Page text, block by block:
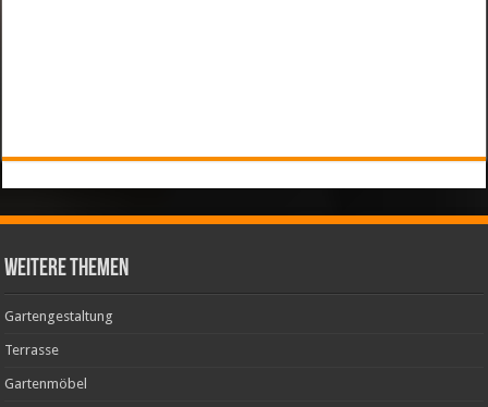
weitere Themen
Gartengestaltung
Terrasse
Gartenmöbel